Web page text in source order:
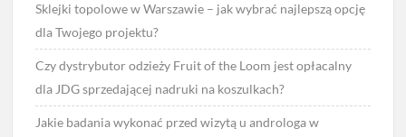
Sklejki topolowe w Warszawie – jak wybrać najlepszą opcję
dla Twojego projektu?
Czy dystrybutor odzieży Fruit of the Loom jest opłacalny
dla JDG sprzedającej nadruki na koszulkach?
Jakie badania wykonać przed wizytą u androloga w